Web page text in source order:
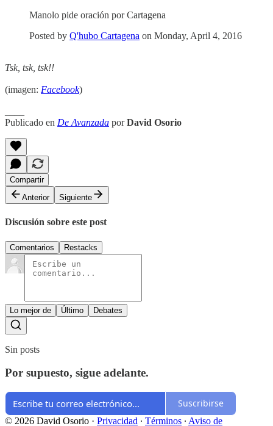
Manolo pide oración por Cartagena
Posted by Q'hubo Cartagena on Monday, April 4, 2016
Tsk, tsk, tsk!!
(imagen: Facebook)
Publicado en De Avanzada porDavid Osorio
Compartir
Anterior
Siguiente
Discusión sobre este post
Comentarios Restacks
Lo mejor de Último Debates
Sin posts
Por supuesto, sigue adelante.
Suscribirse
© 2026 David Osorio · Privacidad ∙ Términos ∙ Aviso de